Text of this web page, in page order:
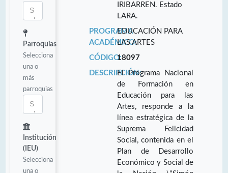
Parroquias
Selecciona
una o
más
parroquias
Institución
(IEU)
Selecciona
una o
IRIBARREN. Estado
LARA.
PROGRAMA
ACADÉMICO:
EDUCACIÓN PARA
LAS ARTES
CÓDIGO:18097
DESCRIPCIÓN:El Programa Nacional
de Formación en
Educación para las
Artes, responde a la
línea estratégica de la
Suprema Felicidad
Social, contenida en el
Plan de Desarrollo
Económico y Social de